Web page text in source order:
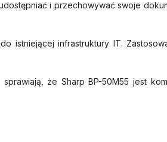
i przechowywać swoje
istniejącej infrastruktury IT.
że Sharp BP-50M55 jest